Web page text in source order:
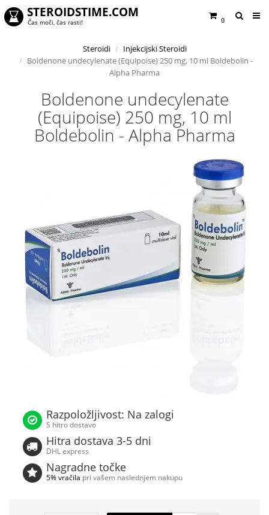
0
STEROIDSTIME.COM
Čas moči, čas rasti!
Steroidi
Injekcijski Steroidi
Boldenone undecylenate (Equipoise) 250 mg, 10 ml Boldebolin -
Alpha Pharma
Boldenone undecylenate
(Equipoise) 250 mg, 10 ml
Boldebolin - Alpha Pharma
Razpoložljivost: Na zalogi
S hitro dostavo
Hitra dostava 3-5 dni
DHL express
Nagradne točke
5% vračila pri vašem naslednjem nakupu